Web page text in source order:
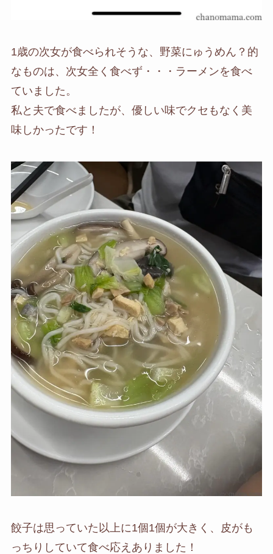
1歳の次女が食べられそうな、野菜にゅうめん？的
なものは、次女全く食べず・・・ラーメンを食べ
ていました。
私と夫で食べましたが、優しい味でクセもなく美
味しかったです！
餃子は思っていた以上に1個1個が大きく、皮がも
っちりしていて食べ応えありました！